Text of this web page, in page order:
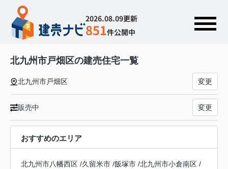
2026.08.09更新
851件公開中
北九州市戸畑区の建売住宅一覧
北九州市戸畑区 変更
販売中 変更
おすすめのエリア
北九州市八幡西区 /久留米市 /飯塚市 /北九州市小倉南区 /